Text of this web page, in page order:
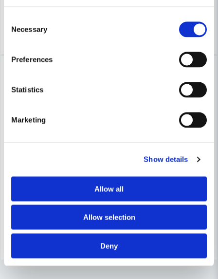
Selection
Necessary
Preferences
Statistics
Marketing
Show details
Allow all
Allow selection
Deny
Habo Dörrhandtag Boston RFR SB
375 kr
316 kr
Köp
316 kr
7-10 arbetsdagar
Köp